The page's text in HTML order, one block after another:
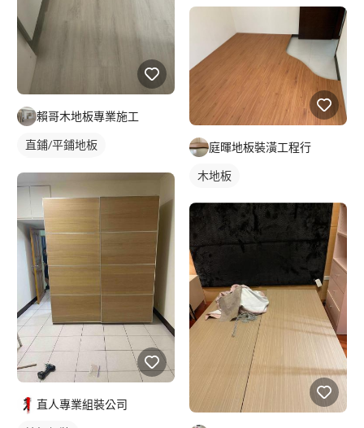
賴哥木地板專業施工
直鋪/平鋪地板
直人專業組裝公司
庭暉地板裝潢工程行
木地板